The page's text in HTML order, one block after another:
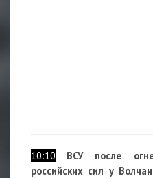
10:10
ВСУ после
российских сил у